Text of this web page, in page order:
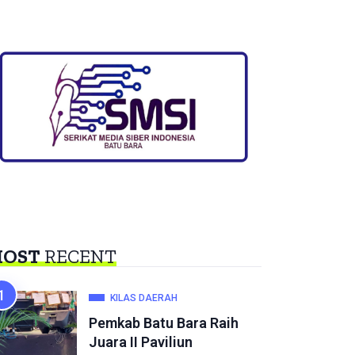
RECENT
KILAS DAERAH
Pemkab Batu Bara Raih
Juara II Paviliun